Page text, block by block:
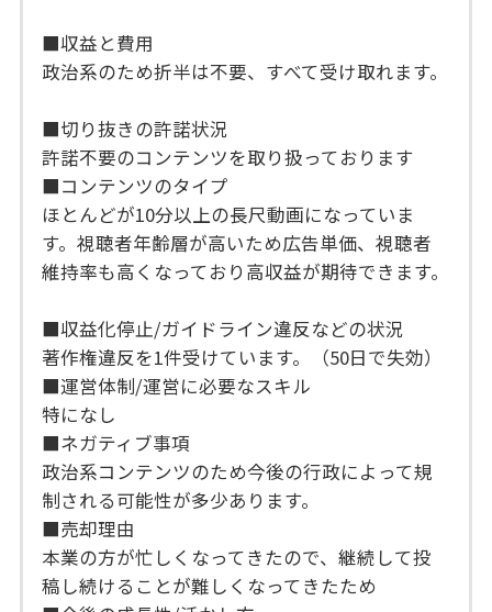
■収益と費用
政治系のため折半は不要、すべて受け取れます。
■切り抜きの許諾状況
許諾不要のコンテンツを取り扱っております
■コンテンツのタイプ
ほとんどが10分以上の長尺動画になっていま
す。視聴者年齢層が高いため広告単価、視聴者
維持率も高くなっており高収益が期待できます。
■収益化停止/ガイドライン違反などの状況
著作権違反を1件受けています。（50日で失効）
■運営体制/運営に必要なスキル
特になし
■ネガティブ事項
政治系コンテンツのため今後の行政によって規
制される可能性が多少あります。
■売却理由
本業の方が忙しくなってきたので、継続して投
稿し続けることが難しくなってきたため